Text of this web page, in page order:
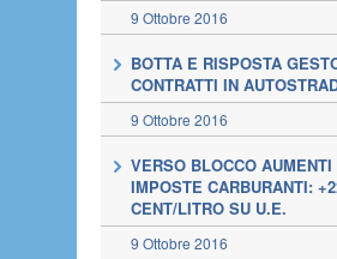
9 Ottobre 2016
BOTTA E RISPOSTA
CONTRATTI IN
9 Ottobre 2016
VERSO BLOCCO AUMENTI
IMPOSTE CARBURANTI:
CENT/LITRO SU U.E.
9 Ottobre 2016